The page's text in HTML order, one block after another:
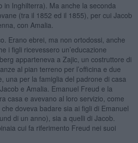
in Inghilterra). Ma anche la seconda
(tra il 1852 ed il 1855), per cui Jacob
con Amalia.
Erano ebrei, ma non ortodossi, anche
i figli ricevessero un’educazione
apparteneva a Zajic, un costruttore di
al pian terreno per l’officina e due
una per la famiglia del padrone di casa
e Amalia. Emanuel Freud e la
casa e avevano al loro servizio, come
doveva badare sia ai figli di Emanuel
di un anno), sia a quelli di Jacob.
cui fa riferimento Freud nei suoi